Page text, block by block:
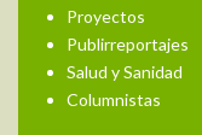
Proyectos
Publirreportajes
Salud y Sanidad
Columnistas